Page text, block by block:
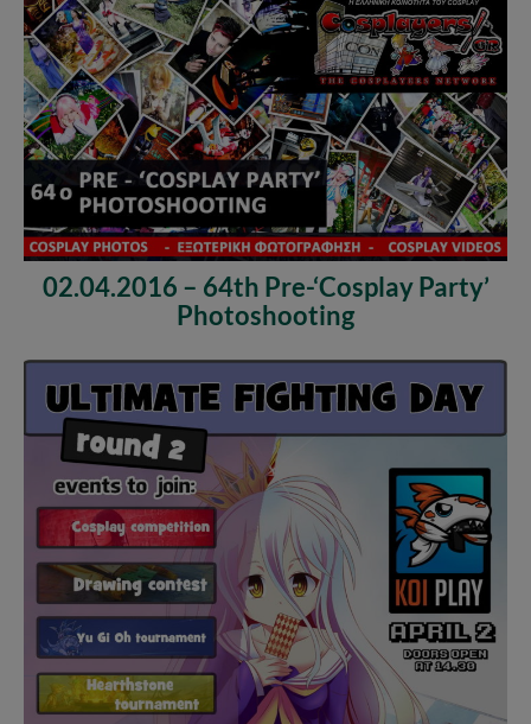
02.04.2016 – 64th Pre-‘Cosplay Party’
Photoshooting